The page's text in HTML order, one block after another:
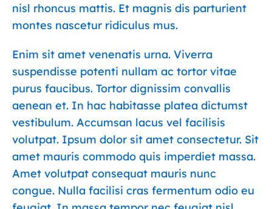
nisl rhoncus mattis. Et magnis dis parturient
montes nascetur ridiculus mus.
Enim sit amet venenatis urna. Viverra
suspendisse potenti nullam ac tortor vitae
purus faucibus. Tortor dignissim convallis
aenean et. In hac habitasse platea dictumst
vestibulum. Accumsan lacus vel facilisis
volutpat. Ipsum dolor sit amet consectetur. Sit
amet mauris commodo quis imperdiet massa.
Amet volutpat consequat mauris nunc
congue. Nulla facilisi cras fermentum odio eu